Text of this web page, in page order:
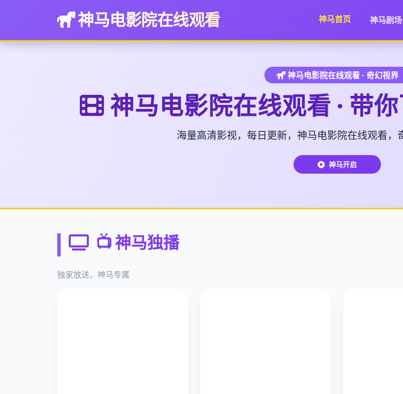
神马电影院在线观看 神马首页 神马剧场
神马电影院在线观看 · 奇幻视界
神马电影院在线观看 · 带
海量高清影视，每日更新，神马电影院在线观看，
神马开启
📺 神马独播
独家放送，神马专属